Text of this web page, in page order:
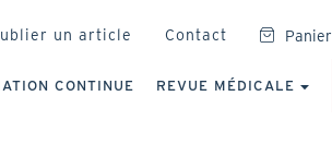
un article Contact Panier
CONTINUE REVUE MÉDICALE